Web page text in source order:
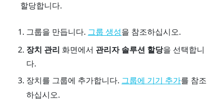
할당합니다.
그룹을 만듭니다. 그룹 생성을 참조하십시오.
장치 관리 화면에서 관리자 솔루션 할당을 선택합니
다.
장치를 그룹에 추가합니다. 그룹에 기기 추가를 참조
하십시오.